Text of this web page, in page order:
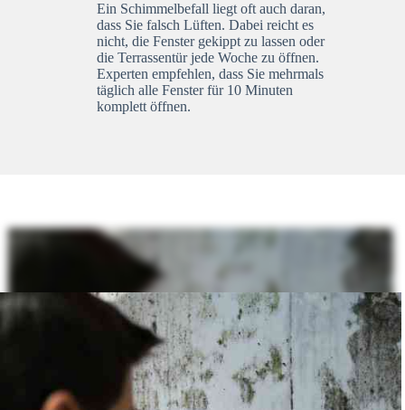
Ein Schimmelbefall liegt oft auch daran,
dass Sie falsch Lüften. Dabei reicht es
nicht, die Fenster gekippt zu lassen oder
die Terrassentür jede Woche zu öffnen.
Experten empfehlen, dass Sie mehrmals
täglich alle Fenster für 10 Minuten
komplett öffnen.